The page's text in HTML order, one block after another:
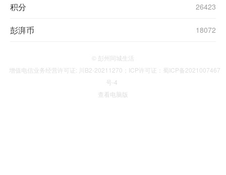
积分 26423
彭湃币 18072
© 彭州同城生活
增值电信业务经营许可证: 川B2-20211270；ICP许可证：蜀ICP备2021007467
号-4
查看电脑版